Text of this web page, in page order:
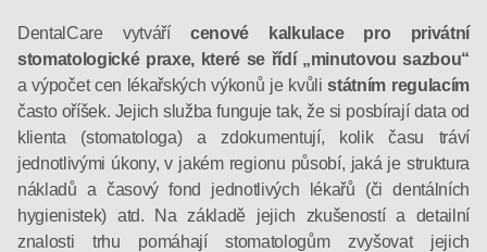
DentalCare vytváří cenové kalkulace pro privátní
stomatologické praxe, které se řídí „minutovou sazbou“
a výpočet cen lékařských výkonů je kvůlistátním regulacím
často oříšek. Jejich služba funguje tak, že si posbírají data od
klienta (stomatologa) a zdokumentují, kolik času tráví
jednotlivými úkony, v jakém regionu působí, jaká je struktura
nákladů a časový fond jednotlivých lékařů (či dentálních
hygienistek) atd. Na základě jejich zkušeností a detailní
znalosti trhu pomáhají stomatologům zvyšovat jejich